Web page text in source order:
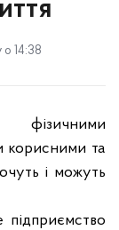
о 14:38
корисними та
і можуть
підприємство